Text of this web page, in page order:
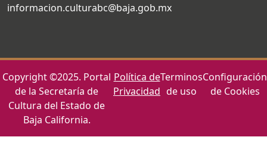
informacion.culturabc@baja.gob.mx
Copyright ©2025. Portal
de la Secretaría de
Cultura del Estado de
Baja California.
Política de
Privacidad
Terminos
de uso
Configuración
de Cookies